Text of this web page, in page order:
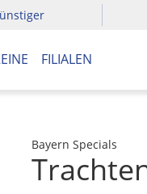
FILIALEN
Bayern Specials